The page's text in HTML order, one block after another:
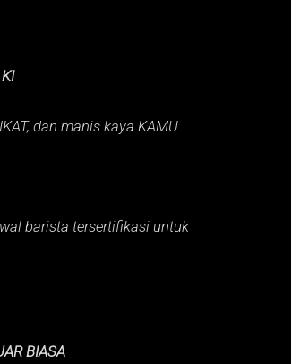
dan manis kaya KAMU
barista tersertifikasi untuk
BIASA